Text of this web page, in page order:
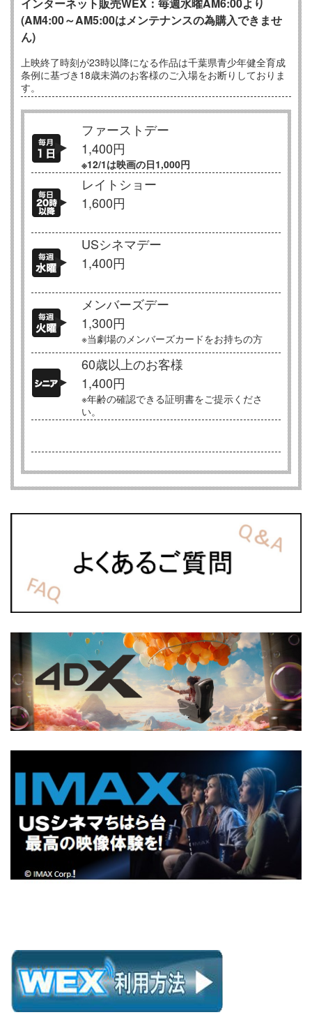
(AM4:00～AM5:00はメンテナンスの為購入できませ
ん)
上映終了時刻が23時以降になる作品は千葉県青少年健全育成
条例に基づき18歳未満のお客様のご入場をお断りしておりま
す。
ファーストデー
1,400円
※12/1は映画の日1,000円
レイトショー
1,600円
USシネマデー
1,400円
メンバーズデー
1,300円
※当劇場のメンバーズカードをお持ちの方
60歳以上のお客様
1,400円
※年齢の確認できる証明書をご提示くださ
い。